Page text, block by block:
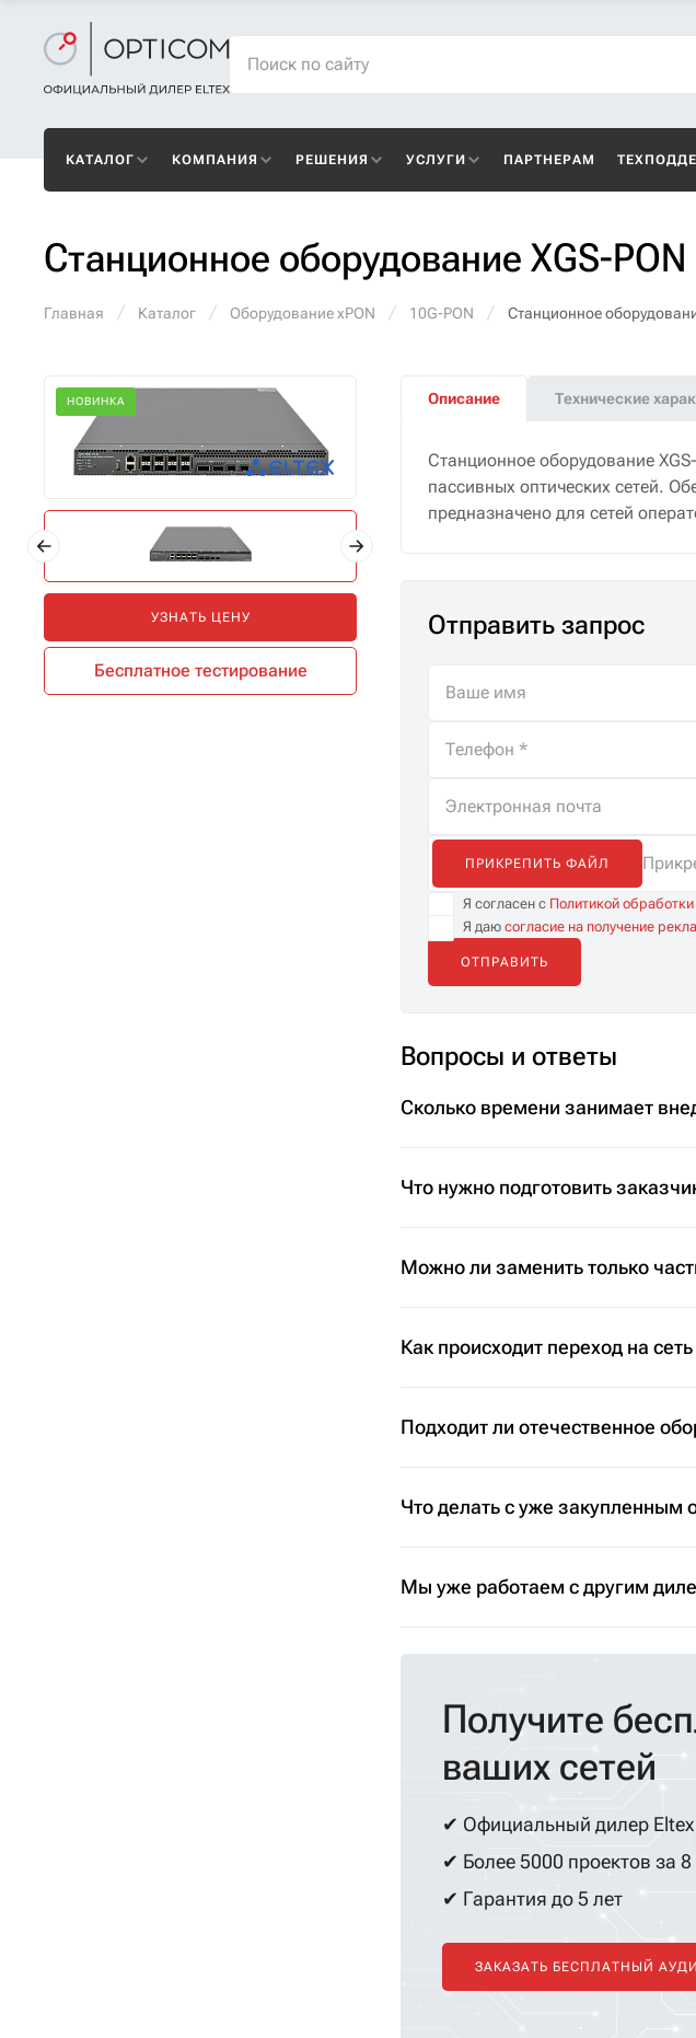
КАТАЛОГ КОМПАНИЯ РЕШЕНИЯ УСЛУГИ ПАРТНЕРАМ
Станционное оборудование XGS-PON
Главная Каталог Оборудование xPON 10G-PON Станционное
НОВИНКА
УЗНАТЬ ЦЕНУ
Бесплатное тестирование
Описание Технические
Станционное оборудование
пассивных оптических сетей.
предназначено для сетей
Отправить запрос
ПРИКРЕПИТЬ ФАЙЛ
Я согласен с Политикой
Я даюсогласие на получение
Вопросы и ответы
Сколько времени занимает
Что нужно подготовить
Можно ли заменить только
Как происходит переход на
Подходит ли отечественное
Что делать с уже закупленным
Мы уже работаем с другим
Получите
ваших сетей
✔ Официальный дилер Eltex
✔ Более 5000 проектов за 8
✔ Гарантия до 5 лет
ЗАКАЗАТЬ БЕСПЛАТНЫЙ